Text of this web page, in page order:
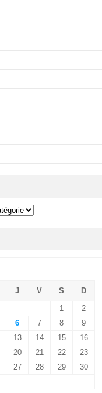
J V S
D
1
2
6 7 8
9
13 14 15
16
20 21 22
23
27 28 29
30